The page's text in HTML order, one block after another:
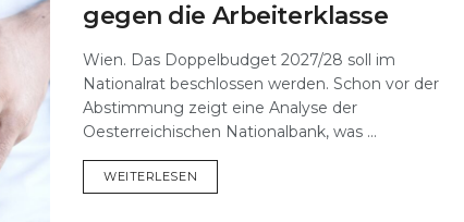
gegen die Arbeiterklasse
Wien. Das Doppelbudget 2027/28 soll im
Nationalrat beschlossen werden. Schon vor der
Abstimmung zeigt eine Analyse der
Oesterreichischen Nationalbank, was ...
WEITERLESEN